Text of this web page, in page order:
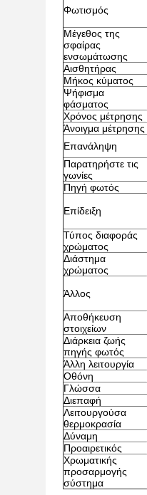
Φωτισμός
Μέγεθος της
σφαίρας
ενσωμάτωσης
Αισθητήρας
Μήκος κύματος
Ψήφισμα
φάσματος
Χρόνος μέτρησης
Άνοιγμα μέτρησης
Επανάληψη
Παρατηρήστε τις
γωνίες
Πηγή φωτός
Επίδειξη
Τύπος διαφοράς
χρώματος
Διάστημα
χρώματος
Άλλος
Αποθήκευση
στοιχείων
Διάρκεια ζωής
πηγής φωτός
Άλλη λειτουργία
Οθόνη
Γλώσσα
Διεπαφή
Λειτουργούσα
θερμοκρασία
Δύναμη
Προαιρετικός
Χρωματικής
προσαρμογής
σύστημα